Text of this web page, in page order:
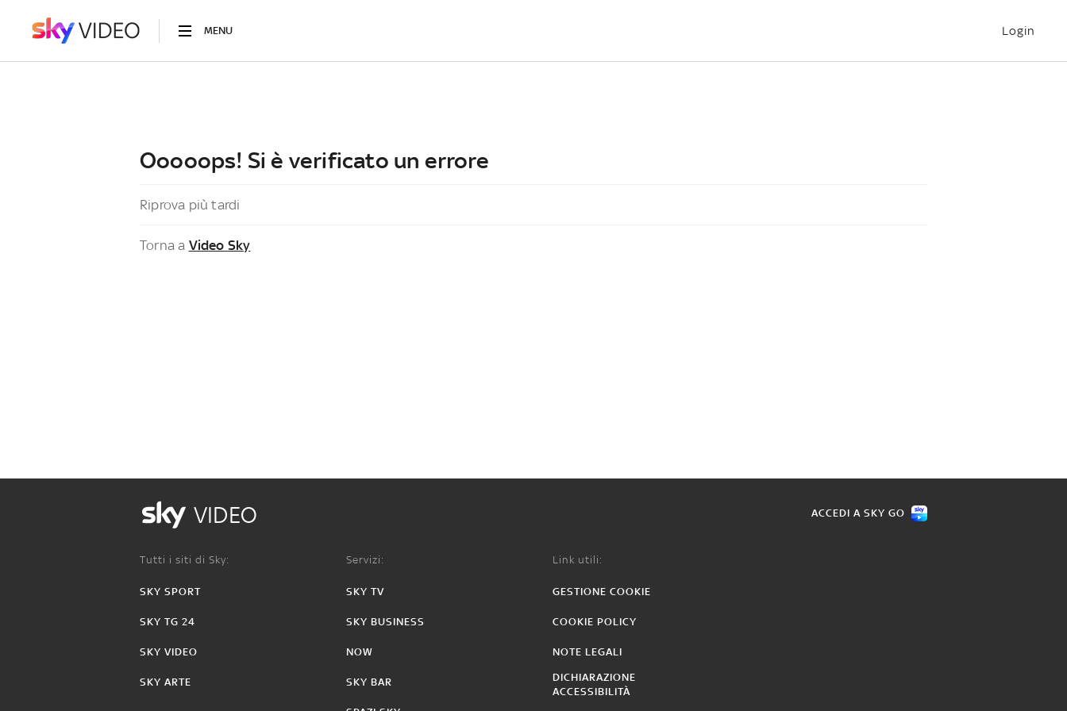
MENU Login
Ooooops! Si è verificato un errore
Riprova più tardi
Torna a Video Sky
VIDEO ACCEDI A SKY GO
Tutti i siti di Sky:
SKY SPORT
SKY TG 24
SKY VIDEO
SKY ARTE
Servizi:
SKY TV
SKY BUSINESS
NOW
SKY BAR
Link utili:
GESTIONE COOKIE
COOKIE POLICY
NOTE LEGALI
DICHIARAZIONE
ACCESSIBILITÀ